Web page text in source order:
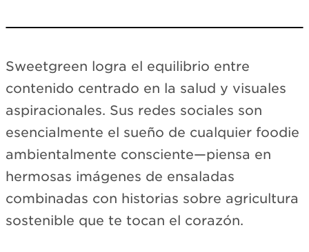
View on Instagram →
Sweetgreen logra el equilibrio entre
contenido centrado en la salud y visuales
aspiracionales. Sus redes sociales son
esencialmente el sueño de cualquier foodie
ambientalmente consciente—piensa en
hermosas imágenes de ensaladas
combinadas con historias sobre agricultura
sostenible que te tocan el corazón.